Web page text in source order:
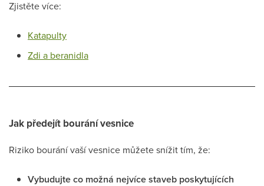
Zjistěte více:
Katapulty
Zdi a beranidla
Jak předejít bourání vesnice
Riziko bourání vaší vesnice můžete snížit tím, že:
Vybudujte co možná nejvíce staveb poskytujících